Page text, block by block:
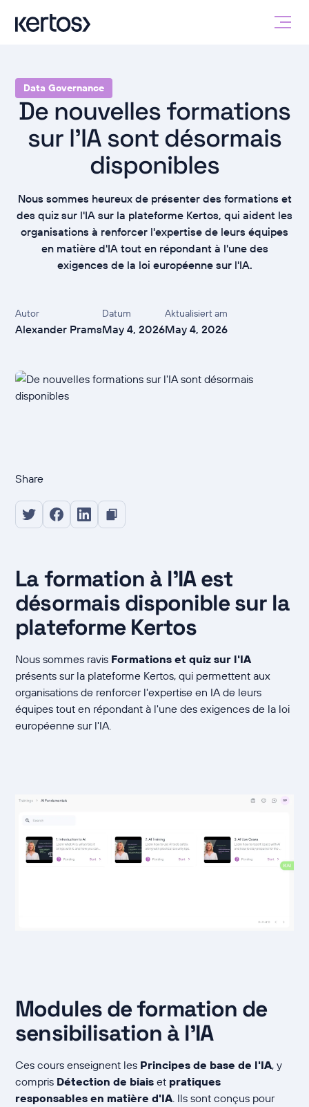
Data Governance
De nouvelles formations
sur l'IA sont désormais
disponibles
Nous sommes heureux de présenter des formations et
des quiz sur l'IA sur la plateforme Kertos, qui aident les
organisations à renforcer l'expertise de leurs équipes
en matière d'IA tout en répondant à l'une des
exigences de la loi européenne sur l'IA.
Autor
Alexander Prams
Datum
May 4, 2026
Aktualisiert am
May 4, 2026
Share
La formation à l'IA est
désormais disponible sur la
plateforme Kertos
Nous sommes ravis Formations et quiz sur l'IA
présents sur la plateforme Kertos, qui permettent aux
organisations de renforcer l'expertise en IA de leurs
équipes tout en répondant à l'une des exigences de la loi
européenne sur l'IA.
Modules de formation de
sensibilisation à l'IA
Ces cours enseignent les Principes de base de l'IA, y
compris Détection de biais et pratiques
responsables en matière d'IA. Ils sont conçus pour